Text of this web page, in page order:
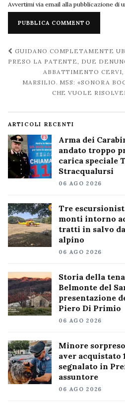
Avvertimi via email alla pubblicazione di
Navigazione
post
GUIDANO COMPLETAMENTE
PRESO LA PATENTE, DUE
ABBATTIMENTO
MARSILIO. M5S: «SONORA
CHE VUOLE
ARTICOLI RECENTI
Arma dei
andato troppo
carica speciale
Stracqualursi
06 AGO 2026
Tre
monti intorno
tratti in salvo
alpino
06 AGO 2026
Storia della
Belmonte del
presentazione
Piero Di Primio
06 AGO 2026
Minore
aver acquistato
segnalato in
assuntore
06 AGO 2026